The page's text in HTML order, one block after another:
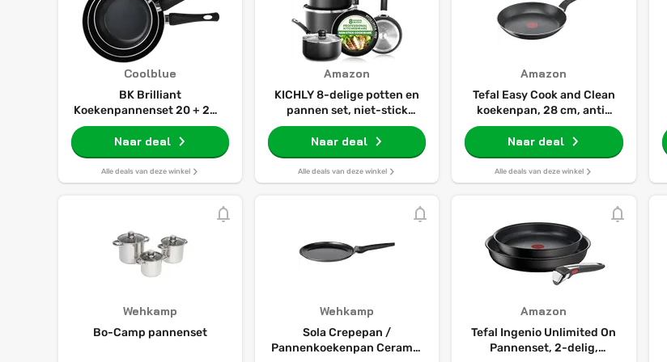
Coolblue
BK Brilliant
Koekenpannenset 20 + 24 +
28 cm
Naar deal
Alle deals van deze winkel
Amazon
KICHLY 8-delige potten en
pannen set, niet-stick
keuken kookgerei set met
20cm en 28cm
koekenpannen en 16cm,
18cm, 20cm steelpannen
met deksels, inductie
Naar deal
Alle deals van deze winkel
Amazon
Tefal Easy Cook and Clean
koekenpan, 28 cm, anti-
aanbaklaag, zwart B55506
Naar deal
Alle deals van deze winkel
Wehkamp
Bo-Camp pannenset
Wehkamp
Sola Crepepan /
Pannenkoekenpan Ceramic
Amazon
Tefal Ingenio Unlimited On
Pannenset, 2-delig,